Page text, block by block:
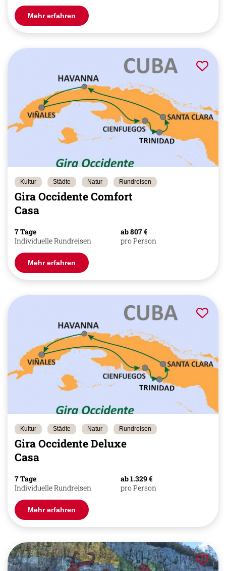
Mehr erfahren
Kultur Städte Natur Rundreisen
Gira Occidente Comfort
Casa
7 Tage
Individuelle Rundreisen
ab 807 €
pro Person
Mehr erfahren
Kultur Städte Natur Rundreisen
Gira Occidente Deluxe
Casa
7 Tage
Individuelle Rundreisen
ab 1.329 €
pro Person
Mehr erfahren